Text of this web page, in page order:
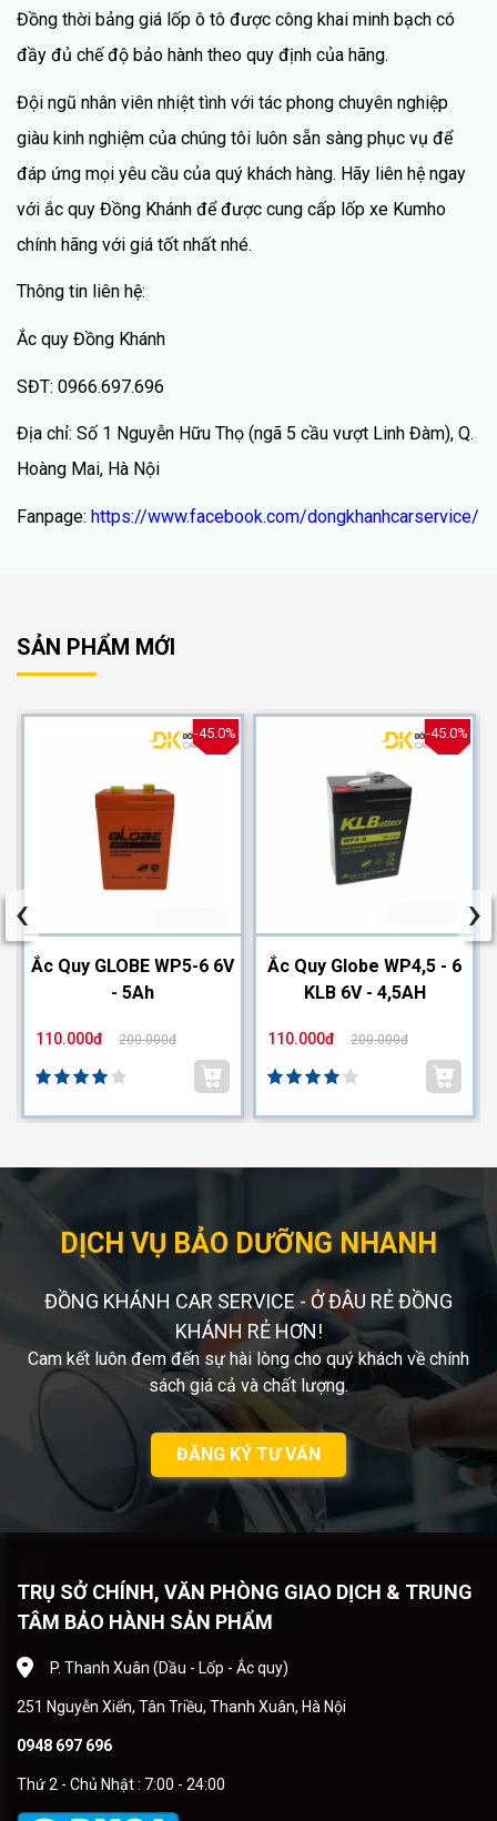
Đồng thời bảng giá lốp ô tô được công khai minh bạch có
đầy đủ chế độ bảo hành theo quy định của hãng.
Đội ngũ nhân viên nhiệt tình với tác phong chuyên nghiệp
giàu kinh nghiệm của chúng tôi luôn sẵn sàng phục vụ để
đáp ứng mọi yêu cầu của quý khách hàng. Hãy liên hệ ngay
với ắc quy Đồng Khánh để được cung cấp lốp xe Kumho
chính hãng với giá tốt nhất nhé.
Thông tin liên hệ:
Ắc quy Đồng Khánh
SĐT: 0966.697.696
Địa chỉ: Số 1 Nguyễn Hữu Thọ (ngã 5 cầu vượt Linh Đàm), Q.
Hoàng Mai, Hà Nội
Fanpage: https://www.facebook.com/dongkhanhcarservice/
SẢN PHẨM MỚI
-45.0%
Ắc Quy GLOBE WP5-6 6V
- 5Ah
110.000đ 200.000đ
-45.0%
Ắc Quy Globe WP4,5 - 6
KLB 6V - 4,5AH
110.000đ 200.000đ
‹ ›
DỊCH VỤ BẢO DƯỠNG NHANH
ĐỒNG KHÁNH CAR SERVICE - Ở ĐÂU RẺ ĐỒNG
KHÁNH RẺ HƠN!
Cam kết luôn đem đến sự hài lòng cho quý khách về chính
sách giá cả và chất lượng.
ĐĂNG KÝ TƯ VẤN
TRỤ SỞ CHÍNH, VĂN PHÒNG GIAO DỊCH & TRUNG
TÂM BẢO HÀNH SẢN PHẨM
P. Thanh Xuân (Dầu - Lốp - Ắc quy)
251 Nguyễn Xiển, Tân Triều, Thanh Xuân, Hà Nội
0948 697 696
Thứ 2 - Chủ Nhật : 7:00 - 24:00